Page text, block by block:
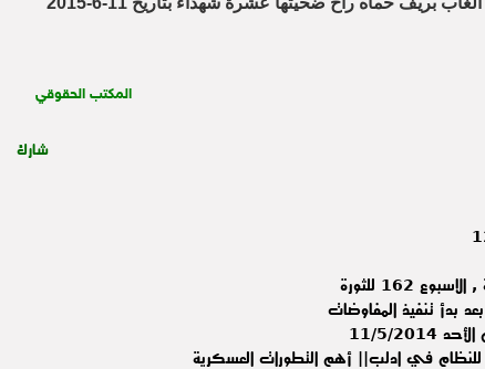
المكتب الحقوقي
شارك
162 للثورة
بدأ تنفيذ المفاوضات
5/2014
في ادلب|| أهم التطورات العسكرية